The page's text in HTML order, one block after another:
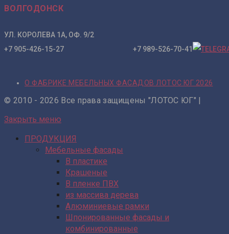
ВОЛГОДОНСК
УЛ. КОРОЛЕВА 1А, ОФ. 9/2
+7 905-426-15-27 +7 989-526-70-41
О ФАБРИКЕ МЕБЕЛЬНЫХ ФАСАДОВ ЛОТОС ЮГ 2026
© 2010 - 2026 Все права защищены "ЛОТОС ЮГ" |
Закрыть меню
ПРОДУКЦИЯ
Мебельные фасады
В пластике
Крашеные
В пленке ПВХ
из массива дерева
Алюминиевые рамки
Шпонированные фасады и
комбинированные